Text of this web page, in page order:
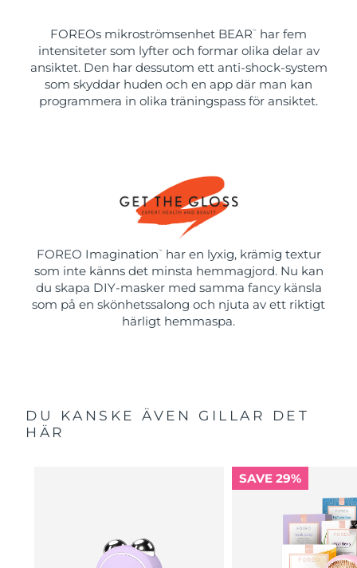
FOREOs mikroströmsenhet BEAR ™
har fem
intensiteter som lyfter och formar olika delar av
ansiktet. Den har dessutom ett anti-shock-system
som skyddar huden och en app där man kan
programmera in olika träningspass för ansiktet.
FOREO Imagination ™
har en lyxig, krämig textur
som inte känns det minsta hemmagjord. Nu kan
du skapa DIY-masker med samma fancy känsla
som på en skönhetssalong och njuta av ett riktigt
härligt hemmaspa.
DU KANSKE ÄVEN GILLAR DET
HÄR
SAVE 29%